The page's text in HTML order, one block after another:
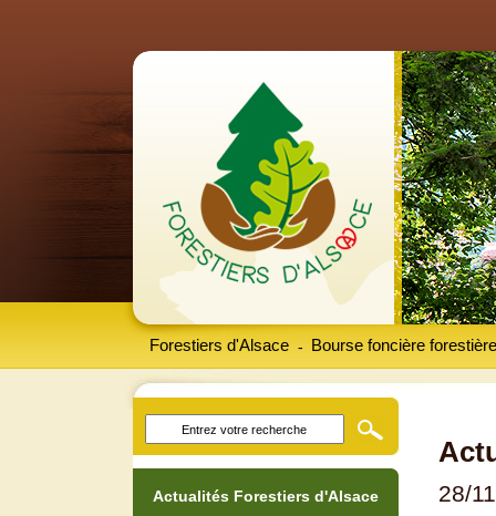
Forestiers d'Alsace Bourse foncière forestière
-
28/
Actualités Forestiers d'Alsace